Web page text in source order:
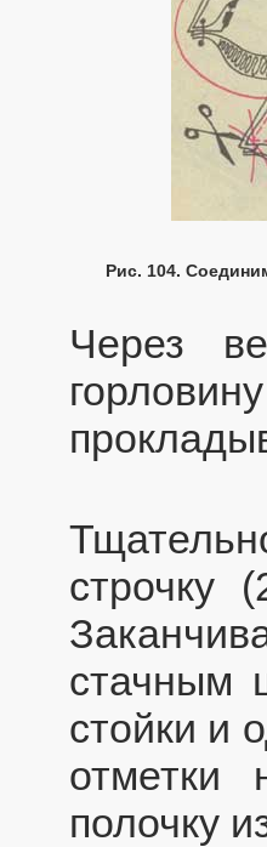
Рис. 104.
Через
строчку
стачным
стойки и
отметки
полочку